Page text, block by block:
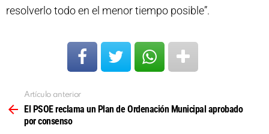
resolverlo todo en el menor tiempo posible”.
más
Artículo anterior
El PSOE reclama un Plan de Ordenación Municipal aprobado
por consenso